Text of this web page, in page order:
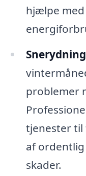
hjælpe
problemer
tjenester til
af
skader.